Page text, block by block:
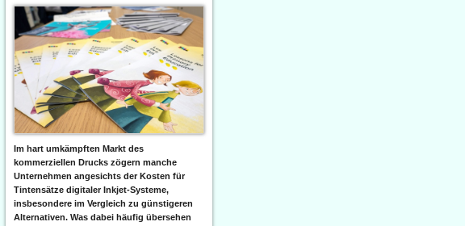
Im hart umkämpften Markt des
kommerziellen Drucks zögern manche
Unternehmen angesichts der Kosten für
Tintensätze digitaler Inkjet-Systeme,
insbesondere im Vergleich zu günstigeren
Alternativen. Was dabei häufig übersehen